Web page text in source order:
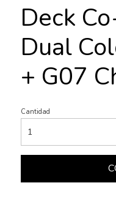
Deck
Dual
+ G07
Cantidad